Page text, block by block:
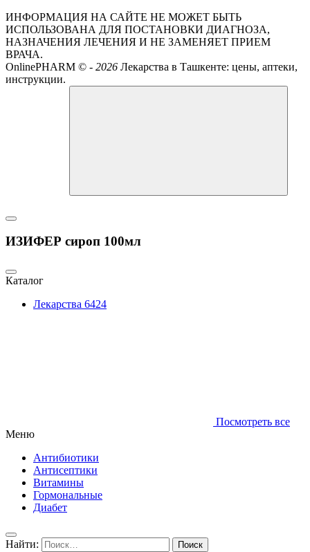
ИНФОРМАЦИЯ НА САЙТЕ НЕ МОЖЕТ БЫТЬ
ИСПОЛЬЗОВАНА ДЛЯ ПОСТАНОВКИ ДИАГНОЗА,
НАЗНАЧЕНИЯ ЛЕЧЕНИЯ И НЕ ЗАМЕНЯЕТ ПРИЕМ
ВРАЧА.
OnlinePHARM © - 2026 Лекарства в Ташкенте: цены, аптеки,
инструкции.
ИЗИФЕР сироп 100мл
Каталог
Лекарства 6424
Посмотреть все
Меню
Антибиотики
Антисептики
Витамины
Гормональные
Диабет
Найти: